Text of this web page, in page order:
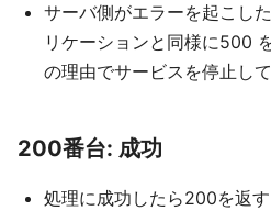
サーバ側がエラーを起こし
リケーションと同様に500
の理由でサービスを停止し
200番台: 成功
処理に成功したら200を返す